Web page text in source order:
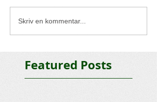
Featured Posts
Skriv en kommentar...